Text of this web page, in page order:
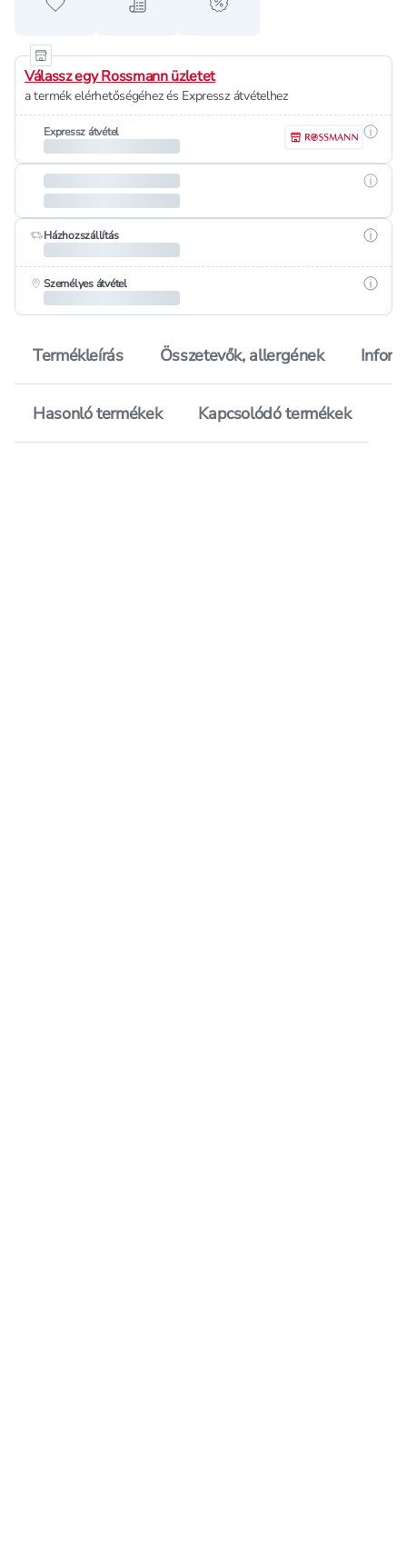
Hozzáadás a kedvencekhez
Hozzáadás a bevásárló listához
alert when on sale
Válassz egy Rossmann üzletet
a termék elérhetőségéhez és Expressz átvételhez
Expressz átvétel
Házhozszállítás
Személyes átvétel
Termékleírás Összetevők, allergének
Hasonló termékek Kapcsolódó termékek